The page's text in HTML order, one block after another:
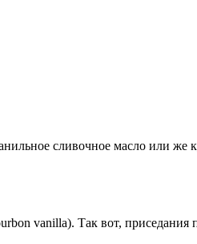
сливочное масло или же
vanilla). Так вот, приседания